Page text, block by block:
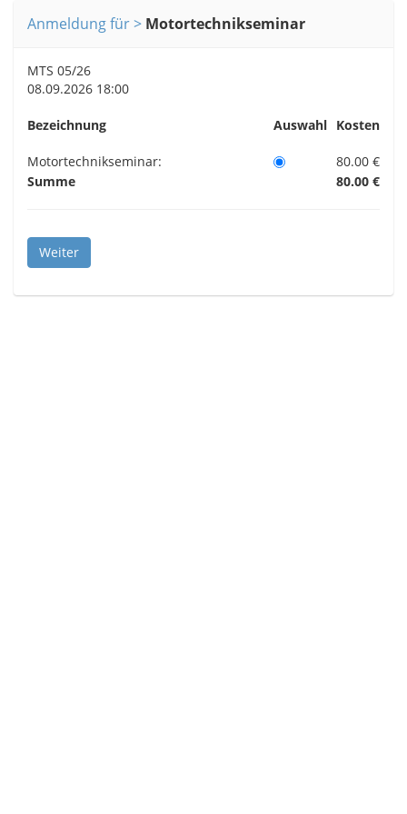
Anmeldung für Motortechnikseminar
MTS 05/26
08.09.2026 18:00
Bezeichnung Auswahl Kosten
Motortechnikseminar:
80.00 €
Summe
80.00 €